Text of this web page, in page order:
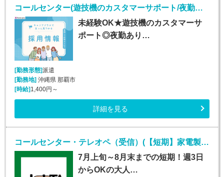
コールセンター(遊技機のカスタマーサポート/夜勤あり/長期)
未経験OK★遊技機のカスタマーサ
ポート◎夜勤あり…
[勤務形態]派遣
[勤務地] 沖縄県 那覇市
[時給] 1,400円～
詳細を見る
コールセンター・テレオペ（受信）(【短期】家電製品の訪問修理日程案内コールセンター受信)
7月上旬～8月末までの短期！週3日
からOKの大人…